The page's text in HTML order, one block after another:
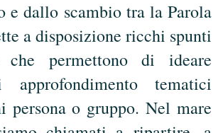
e dallo scambio tra la Parola
a disposizione ricchi spunti
che permettono di ideare
tematici
persona o gruppo. Nel mare